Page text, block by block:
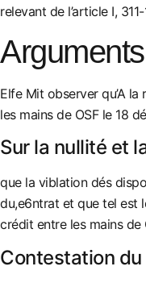
relevant de l’article I,
Elfe Mit observer qu’A
les mains de OSF le 18
Sur la nullité et
que la viblation dés
du,e6ntrat et que tel est
crédit entre les mains de
Contestation